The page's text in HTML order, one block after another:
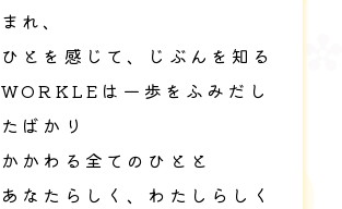
まれ、
ひとを感じて、じぶんを知る
WORKLEは一歩をふみだし
たばかり
かかわる全てのひとと
あなたらしく、わたしらしく